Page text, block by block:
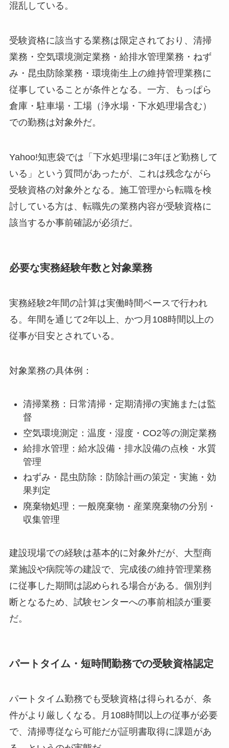
混乱している。
受験資格に該当する業務は限定されており、清掃
業務・空気環境測定業務・給排水管理業務・ねず
み・昆虫防除業務・環境衛生上の維持管理業務に
従事していることが条件となる。一方、もっぱら
倉庫・駐車場・工場（浄水場・下水処理場含む）
での勤務は対象外だ。
Yahoo!知恵袋では「下水処理場に3年ほど勤務して
いる」という質問があったが、これは残念ながら
受験資格の対象外となる。施工管理から転職を検
討している方は、転職先の業務内容が受験資格に
該当するか事前確認が必須だ。
必要な実務経験年数と対象業務
実務経験2年間の計算は実働時間ベースで行われ
る。年間を通じて2年以上、かつ月108時間以上の
従事が目安とされている。
対象業務の具体例：
清掃業務：日常清掃・定期清掃の実施または監
督
空気環境測定：温度・湿度・CO2等の測定業務
給排水管理：給水設備・排水設備の点検・水質
管理
ねずみ・昆虫防除：防除計画の策定・実施・効
果判定
廃棄物処理：一般廃棄物・産業廃棄物の分別・
収集管理
建設現場での経験は基本的に対象外だが、大型商
業施設や病院等の建設で、完成後の維持管理業務
に従事した期間は認められる場合がある。個別判
断となるため、試験センターへの事前相談が重要
だ。
パートタイム・短時間勤務での受験資格認定
パートタイム勤務でも受験資格は得られるが、条
件がより厳しくなる。月108時間以上の従事が必要
で、清掃専従なら可能だが証明書取得に課題があ